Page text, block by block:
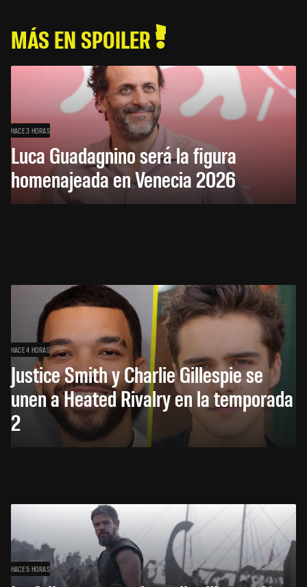
MÁS EN SPOILER
HACE 3 HORAS
Luca Guadagnino será la figura
homenajeada en Venecia 2026
HACE 4 HORAS
Justice Smith y Charlie Gillespie se
unen a Heated Rivalry en la temporada
2
HACE 5 HORAS